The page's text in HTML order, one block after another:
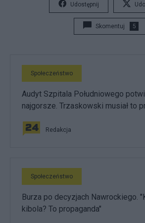
Udostępnij
Skomentuj 5
Społeczeństwo
Audyt Szpitala Południowego
najgorsze. Trzaskowski musiał to
Redakcja
Społeczeństwo
Burza po decyzjach Nawrockiego.
kibola? To propaganda"